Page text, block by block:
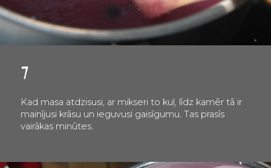
7
Kad masa atdzisusi, ar mikseri to kuļ, līdz kamēr tā ir
mainījusi krāsu un ieguvusi gaisīgumu. Tas prasīs
vairākas minūtes.